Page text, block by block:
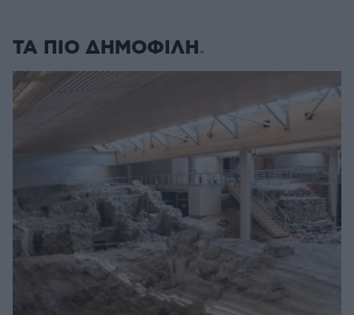
ΤΑ ΠΙΟ ΔΗΜΟΦΙΛΗ